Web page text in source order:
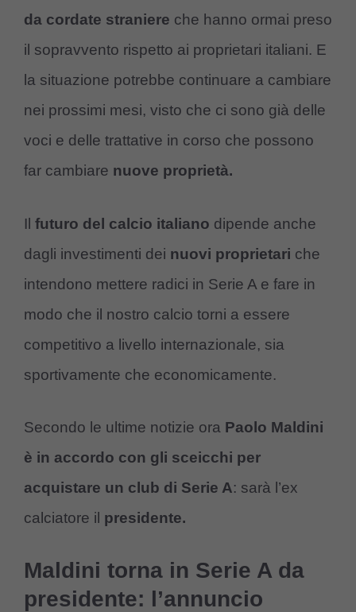
da cordate straniere che hanno ormai preso
il sopravvento rispetto ai proprietari italiani. E
la situazione potrebbe continuare a cambiare
nei prossimi mesi, visto che ci sono già delle
voci e delle trattative in corso che possono
far cambiare nuove proprietà.
Il futuro del calcio italiano dipende anche
dagli investimenti dei nuovi proprietari che
intendono mettere radici in Serie A e fare in
modo che il nostro calcio torni a essere
competitivo a livello internazionale, sia
sportivamente che economicamente.
Secondo le ultime notizie ora Paolo Maldini
è in accordo con gli sceicchi per
acquistare un club di Serie A: sarà l’ex
calciatore il presidente.
Maldini torna in Serie A da
presidente: l’annuncio